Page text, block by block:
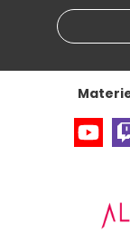
Informations
Données
Accessibilité :